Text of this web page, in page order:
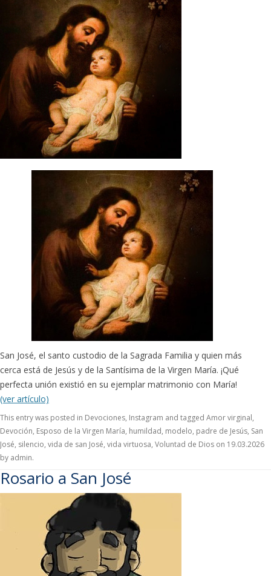
San José, el santo custodio de la Sagrada Familia y quien más
cerca está de Jesús y de la Santísima de la Virgen María. ¡Qué
perfecta unión existió en su ejemplar matrimonio con María!
(ver artículo)
This entry was posted in Devociones, Instagram and tagged Amor virginal,
Devoción, Esposo de la Virgen María, humildad, modelo, padre de Jesús, San
José, silencio, vida de san José, vida virtuosa, Voluntad de Dios on 19.03.2026
by admin.
Rosario a San José